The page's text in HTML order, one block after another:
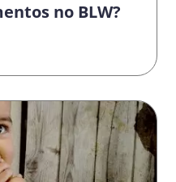
no BLW?